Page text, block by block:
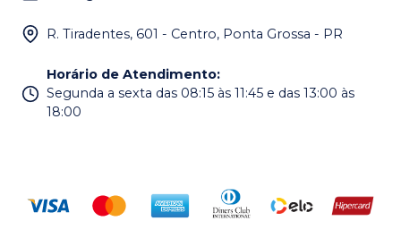
R. Tiradentes, 601 - Centro, Ponta Grossa - PR
Horário de Atendimento:
Segunda a sexta das 08:15 às 11:45 e das 13:00 às
18:00